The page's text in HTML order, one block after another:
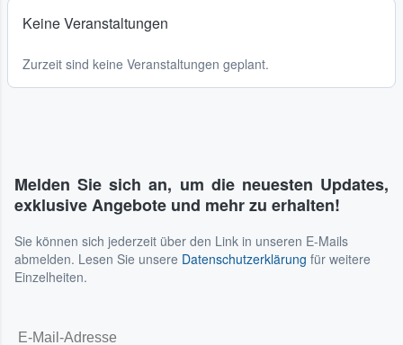
Keine Veranstaltungen
Zurzeit sind keine Veranstaltungen geplant.
Melden Sie sich an, um die neuesten Updates,
exklusive Angebote und mehr zu erhalten!
Sie können sich jederzeit über den Link in unseren E-Mails
abmelden. Lesen Sie unsere Datenschutzerklärung für weitere
Einzelheiten.